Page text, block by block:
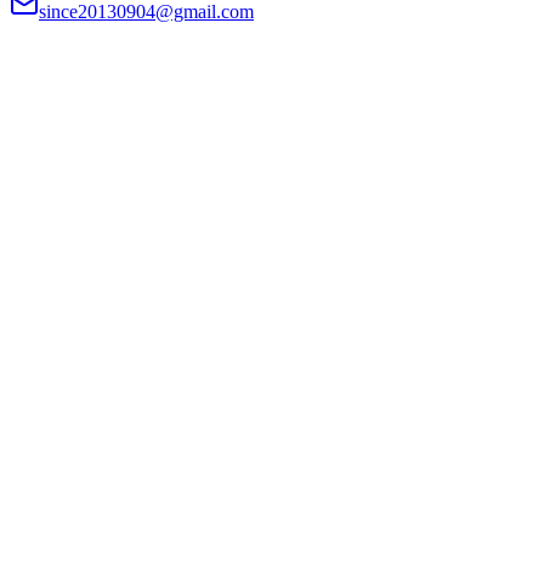
since20130904@gmail.com